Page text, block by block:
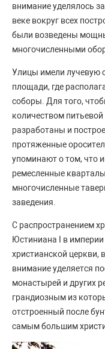
внимание уделялось
веке вокруг всех
были возведены
многочисленными
Улицы имели лучевую
площади, где
соборы. Для того,
количеством
разработаны и
протяженные
упоминают о том, что
ремесленные
многочисленные
заведения.
С распространением
Юстиниана I в империи
христианской церкви,
внимание уделяется
монастырей и других
грандиозным из
отстроенный после
самым большим